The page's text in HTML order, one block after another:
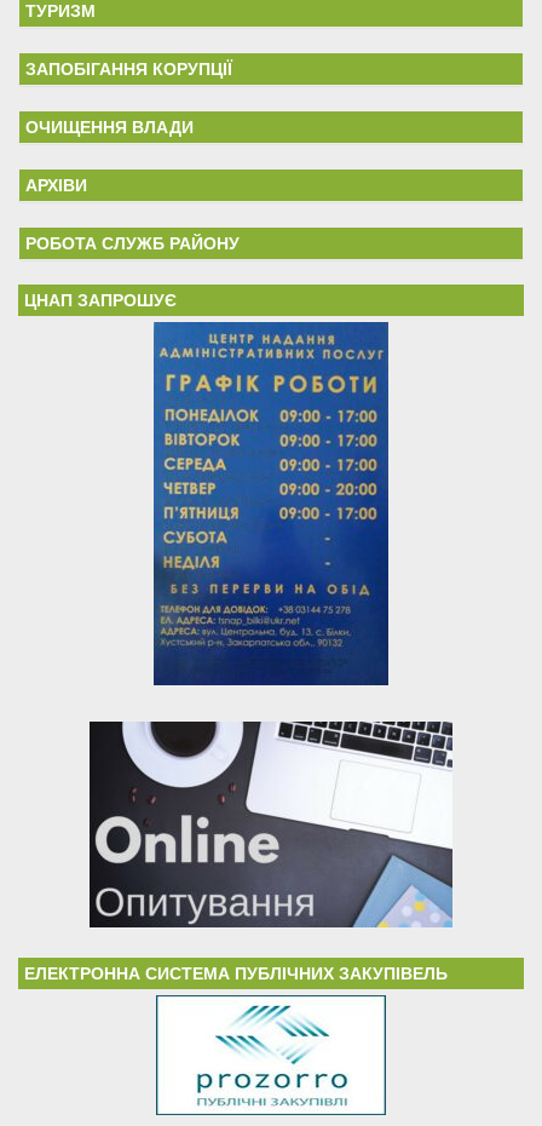
ТУРИЗМ
ЗАПОБІГАННЯ КОРУПЦІЇ
ОЧИЩЕННЯ ВЛАДИ
АРХІВИ
РОБОТА СЛУЖБ РАЙОНУ
ЦНАП ЗАПРОШУЄ
ЕЛЕКТРОННА СИСТЕМА ПУБЛІЧНИХ ЗАКУПІВЕЛЬ